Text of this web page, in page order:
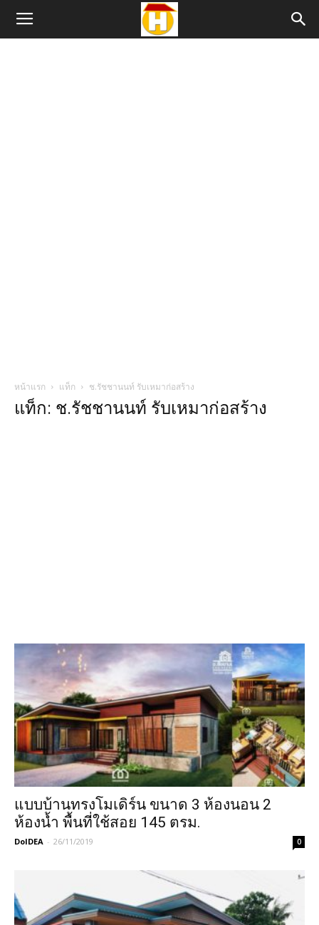
หน้าแรก แท็ก ช.รัชชานนท์ รับเหมาก่อสร้าง
แท็ก: ช.รัชชานนท์ รับเหมาก่อสร้าง
แบบบ้านทรงโมเดิร์น ขนาด 3 ห้องนอน 2
ห้องน้ำ พื้นที่ใช้สอย 145 ตรม.
DoIDEA - 26/11/2019 0